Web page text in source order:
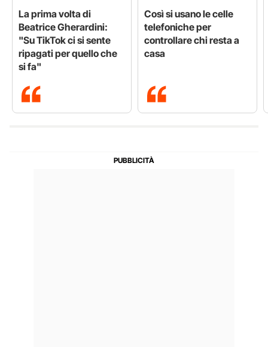
La prima volta di
Beatrice Gherardini:
"Su TikTok ci si sente
ripagati per quello che
si fa"
Così si usano le celle
telefoniche per
controllare chi resta a
casa